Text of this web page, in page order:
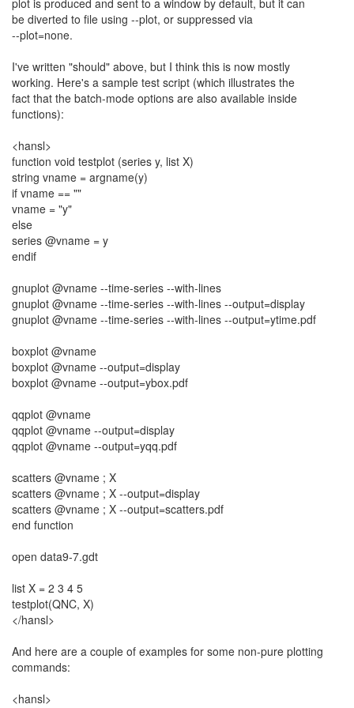
plot is produced and sent to a window by default, but it can
be diverted to file using --plot, or suppressed via
--plot=none.
I've written "should" above, but I think this is now mostly
working. Here's a sample test script (which illustrates the
fact that the batch-mode options are also available inside
functions):
<hansl>
function void testplot (series y, list X)
string vname = argname(y)
if vname == ""
vname = "y"
else
series @vname = y
endif
gnuplot @vname --time-series --with-lines
gnuplot @vname --time-series --with-lines --output=display
gnuplot @vname --time-series --with-lines --output=ytime.pdf
boxplot @vname
boxplot @vname --output=display
boxplot @vname --output=ybox.pdf
qqplot @vname
qqplot @vname --output=display
qqplot @vname --output=yqq.pdf
scatters @vname ; X
scatters @vname ; X --output=display
scatters @vname ; X --output=scatters.pdf
end function
open data9-7.gdt
list X = 2 3 4 5
testplot(QNC, X)
</hansl>
And here are a couple of examples for some non-pure plotting
commands:
<hansl>